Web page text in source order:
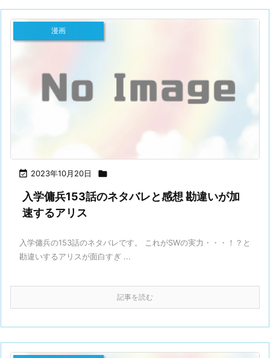
 2023年10月20日 
漫画
入学傭兵153話のネタバレと感想 勘違いが加
速するアリス
入学傭兵の153話のネタバレです。 これがSWの実力・・・！？と
勘違いするアリスが面白すぎ ...
記事を読む